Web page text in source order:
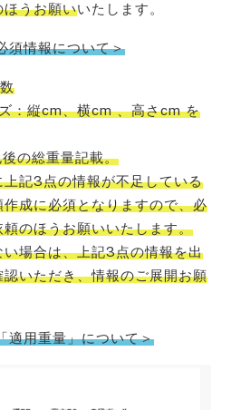
ほうお願いいたします。
須情報について＞
：縦cm、横cm 、高さcm を
の総重量記載。
記3点の情報が不足している
成に必須となりますので、必
のほうお願いいたします。
場合は、上記3点の情報を出
いただき、情報のご展開お願
適用重量」について＞